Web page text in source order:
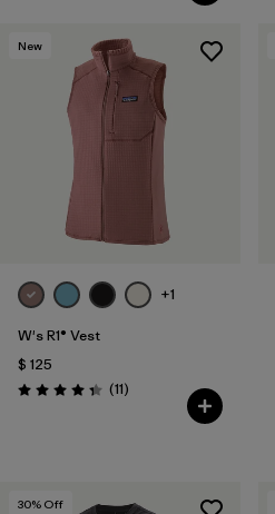
New
+1
W's R1® Vest
$ 125
Valoración: 4.4 / 5
(11Comentarios
)
30% Off